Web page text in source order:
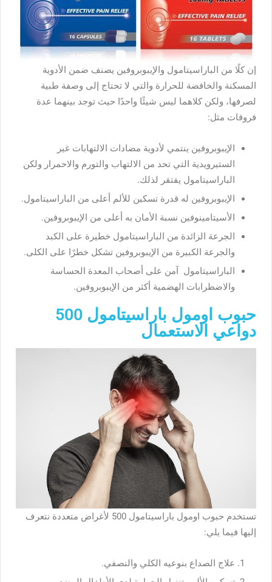
إن كلًا من الباراسيتامول والإيبوبروفين يصنف ضمن الأدوية
المسكنة والخافضة للحرارة والتي لا تحتاج إلى وصفة طبية
لصرفها، ولكن كلاهما ليس شيئًا واحدًا حيث توجد بينهما عدة
فروقات مثل:
الإيبوبروفين ينتمي لأدوية مضادات الالتهابات غير
الستيرويدية التي تحد من الالتهاب والتورم والاحمرار ولكن
الباراسيتامول يفتقر لذلك.
الإيبوبروفين له قدرة تسكين للألم أعلى من الباراسيتامول.
الأسيتامينوفين نسبة الأمان به أعلى من الإيبوبروفين.
الجرعة الزائدة من الباراسيتامول خطيرة على الكبد
والجرعة الكبيرة من الإيبوبروفين تشكل خطرًا على الكلى.
الباراسيتامول آمن على أصحاب المعدة الحساسة
والاضطرابات الهضمية أكثر من الإيبوبروفين.
حبوب اومول باراسيتامول 500
دواعي الاستعمال
تستخدم حبوب اومول باراسيتامول 500 لأغراض متعددة نتعرف
إليها فيما يلي:
علاج الصداع بنوعيه الكلي والنصفي.